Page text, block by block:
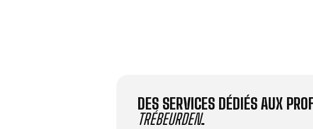
DES SERVICES DÉDIÉS AUX
TRÉBEURDEN.